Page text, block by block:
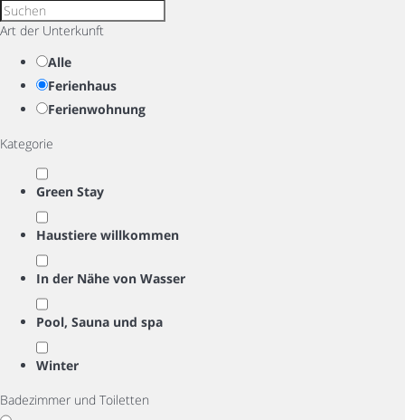
Art der Unterkunft
Alle
Ferienhaus
Ferienwohnung
Kategorie
Green Stay
Haustiere willkommen
In der Nähe von Wasser
Pool, Sauna und spa
Winter
Badezimmer und Toiletten